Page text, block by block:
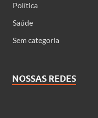
Política
Saúde
Sem categoria
NOSSAS REDES